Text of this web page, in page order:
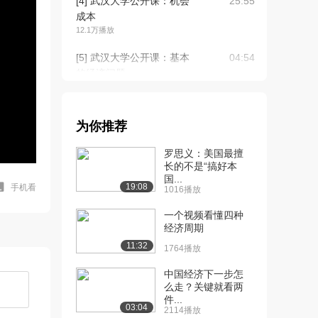
手机看
成本
12.1万播放
[5] 武汉大学公开课：基本
04:54
优势与比较优势
[7] 武汉大学公开课：比较
优势与机会成本
20:27
[8] 武汉大学公开课：市场
[9] 武汉大学公开课：计划
经济与混合经济
6.6万播放
18:45
为你推荐
19:08
罗思义：美国最擅
长的不是“搞好本
国...
1016播放
11:32
一个视频看懂四种
经济周期
1764播放
03:04
中国经济下一步怎
么走？关键就看两
件...
2114播放